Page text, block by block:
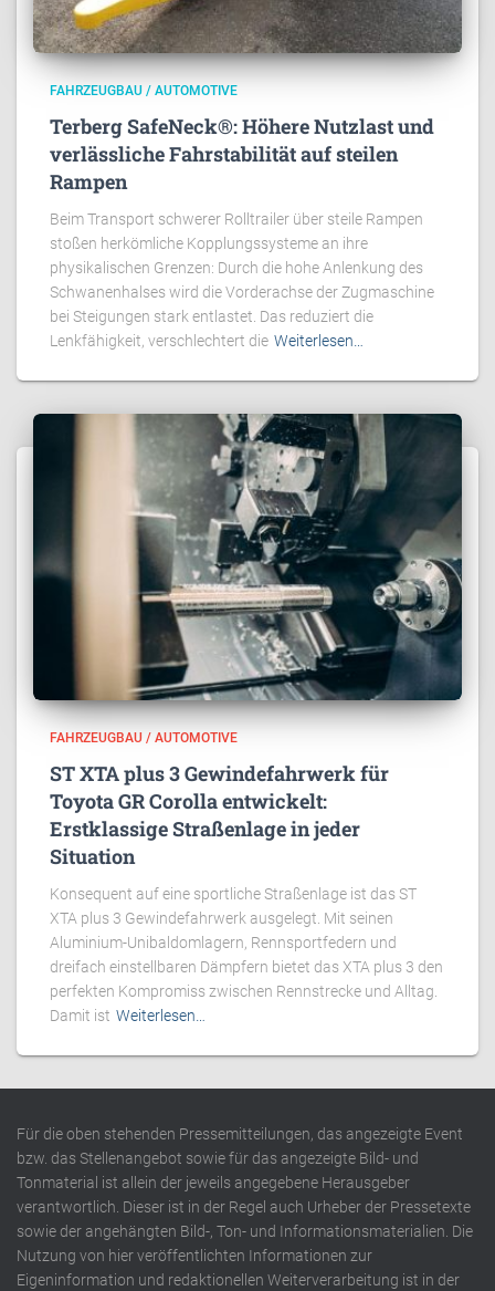
FAHRZEUGBAU / AUTOMOTIVE
Terberg SafeNeck®: Höhere Nutzlast und
verlässliche Fahrstabilität auf steilen
Rampen
Beim Transport schwerer Rolltrailer über steile Rampen
stoßen herkömliche Kopplungssysteme an ihre
physikalischen Grenzen: Durch die hohe Anlenkung des
Schwanenhalses wird die Vorderachse der Zugmaschine
bei Steigungen stark entlastet. Das reduziert die
Lenkfähigkeit, verschlechtert die Weiterlesen…
FAHRZEUGBAU / AUTOMOTIVE
ST XTA plus 3 Gewindefahrwerk für
Toyota GR Corolla entwickelt:
Erstklassige Straßenlage in jeder
Situation
Konsequent auf eine sportliche Straßenlage ist das ST
XTA plus 3 Gewindefahrwerk ausgelegt. Mit seinen
Aluminium-Unibaldomlagern, Rennsportfedern und
dreifach einstellbaren Dämpfern bietet das XTA plus 3 den
perfekten Kompromiss zwischen Rennstrecke und Alltag.
Damit ist Weiterlesen…
Für die oben stehenden Pressemitteilungen, das angezeigte Event
bzw. das Stellenangebot sowie für das angezeigte Bild- und
Tonmaterial ist allein der jeweils angegebene Herausgeber
verantwortlich. Dieser ist in der Regel auch Urheber der Pressetexte
sowie der angehängten Bild-, Ton- und Informationsmaterialien. Die
Nutzung von hier veröffentlichten Informationen zur
Eigeninformation und redaktionellen Weiterverarbeitung ist in der